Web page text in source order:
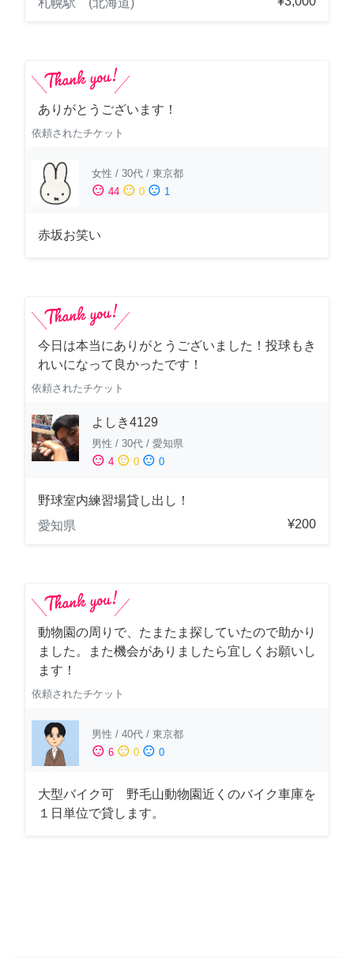
ありがとうございます！
依頼されたチケット
女性 / 30代 / 東京都
sentiment_satisfied 44 sentiment_neutral 0 sentiment_dissatisfied 1
赤坂お笑い
今日は本当にありがとうございました！投球もき
れいになって良かったです！
依頼されたチケット
よしき4129
男性 / 30代 / 愛知県
sentiment_satisfied 4 sentiment_neutral 0 sentiment_dissatisfied 0
野球室内練習場貸し出し！
愛知県
¥200
動物園の周りで、たまたま探していたので助かり
ました。また機会がありましたら宜しくお願いし
ます！
依頼されたチケット
男性 / 40代 / 東京都
sentiment_satisfied 6 sentiment_neutral 0 sentiment_dissatisfied 0
大型バイク可 野毛山動物園近くのバイク車庫を
１日単位で貸します。